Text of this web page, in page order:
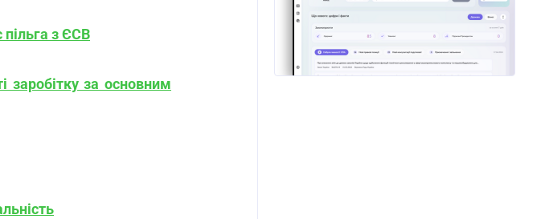
з ЄСВ
заробітку за основним